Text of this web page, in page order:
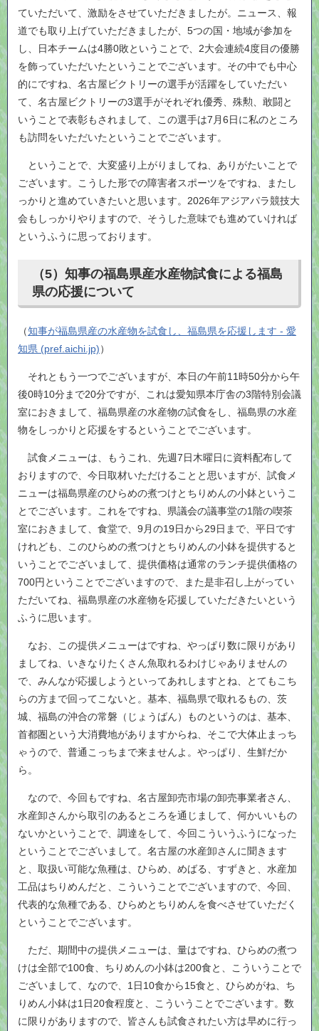
ていただいて、激励をさせていただきましたが。ニュース、報
道でも取り上げていただきましたが、5つの国・地域が参加を
し、日本チームは4勝0敗ということで、2大会連続4度目の優勝
を飾っていただいたということでございます。その中でも中心
的にですね、名古屋ビクトリーの選手が活躍をしていただい
て、名古屋ビクトリーの3選手がそれぞれ優秀、殊勲、敢闘と
いうことで表彰もされまして、この選手は7月6日に私のところ
も訪問をいただいたということでございます。
ということで、大変盛り上がりましてね、ありがたいことで
ございます。こうした形での障害者スポーツをですね、またし
っかりと進めていきたいと思います。2026年アジアパラ競技大
会もしっかりやりますので、そうした意味でも進めていければ
というふうに思っております。
（5）知事の福島県産水産物試食による福島
県の応援について
（知事が福島県産の水産物を試食し、福島県を応援します - 愛
知県 (pref.aichi.jp)）
それともう一つでございますが、本日の午前11時50分から午
後0時10分まで20分ですが、これは愛知県本庁舎の3階特別会議
室におきまして、福島県産の水産物の試食をし、福島県の水産
物をしっかりと応援をするということでございます。
試食メニューは、もうこれ、先週7日木曜日に資料配布して
おりますので、今日取材いただけることと思いますが、試食メ
ニューは福島県産のひらめの煮つけとちりめんの小鉢というこ
とでございます。これをですね、県議会の議事堂の1階の喫茶
室におきまして、食堂で、9月の19日から29日まで、平日です
けれども、このひらめの煮つけとちりめんの小鉢を提供すると
いうことでございまして、提供価格は通常のランチ提供価格の
700円ということでございますので、また是非召し上がってい
ただいてね、福島県産の水産物を応援していただきたいという
ふうに思います。
なお、この提供メニューはですね、やっぱり数に限りがあり
ましてね、いきなりたくさん魚取れるわけじゃありませんの
で、みんなが応援しようといってあれしますとね、とてもこち
らの方まで回ってこないと。基本、福島県で取れるもの、茨
城、福島の沖合の常磐（じょうばん）ものというのは、基本、
首都圏という大消費地がありますからね、そこで大体止まっち
ゃうので、普通こっちまで来ませんよ。やっぱり、生鮮だか
ら。
なので、今回もですね、名古屋卸売市場の卸売事業者さん、
水産卸さんから取引のあるところを通じまして、何かいいもの
ないかということで、調達をして、今回こういうふうになった
ということでございまして。名古屋の水産卸さんに聞きます
と、取扱い可能な魚種は、ひらめ、めばる、すずきと、水産加
工品はちりめんだと、こういうことでございますので、今回、
代表的な魚種である、ひらめとちりめんを食べさせていただく
ということでございます。
ただ、期間中の提供メニューは、量はですね、ひらめの煮つ
けは全部で100食、ちりめんの小鉢は200食と、こういうことで
ございまして、なので、1日10食から15食と、ひらめがね、ち
りめん小鉢は1日20食程度と、こういうことでございます。数
に限りがありますので、皆さんも試食されたい方は早めに行っ